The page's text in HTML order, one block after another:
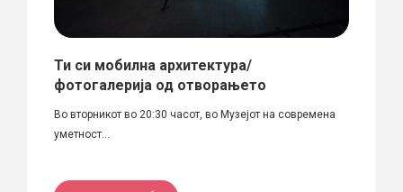
Ти си мобилна архитектура/
фотогалерија од отворањето
Во вторникот во 20:30 часот, во Музејот на современа
уметност...